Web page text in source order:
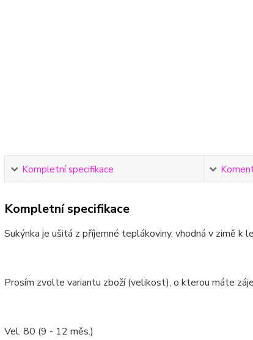
Kompletní specifikace
Kompletní specifikace
Sukýnka je ušitá z příjemné teplákoviny, vhodná v zimě k
Prosím zvolte variantu zboží (velikost), o kterou máte
Vel. 80 (9 - 12 měs.)